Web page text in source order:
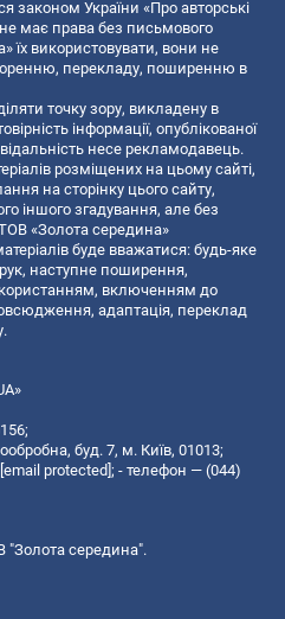
законом України «Про авторські
не має права без письмового
їх використовувати, вони не
перекладу, поширенню в
точку зору, викладену в
інформації, опублікованої
несе рекламодавець.
розміщених на цьому сайті,
на сторінку цього сайту,
іншого згадування, але без
«Золота середина»
буде вважатися: будь-яке
наступне поширення,
включенням до
адаптація, переклад
буд. 7, м. Київ, 01013;
[email protected]; - телефон — (044)
"Золота середина".